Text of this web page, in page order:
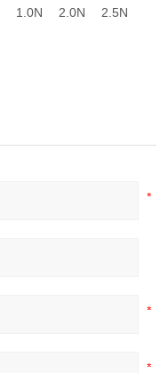
1.0N 2.0N
2.5N